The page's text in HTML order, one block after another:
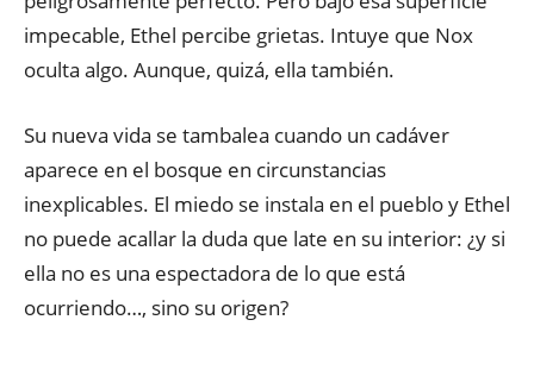
impecable, Ethel percibe grietas. Intuye que Nox
oculta algo. Aunque, quizá, ella también.
Su nueva vida se tambalea cuando un cadáver
aparece en el bosque en circunstancias
inexplicables. El miedo se instala en el pueblo y Ethel
no puede acallar la duda que late en su interior: ¿y si
ella no es una espectadora de lo que está
ocurriendo…, sino su origen?